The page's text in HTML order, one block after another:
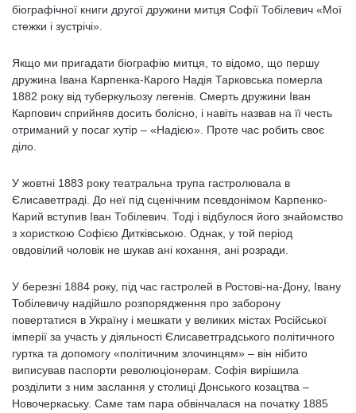
біографічної книги другої дружини митця Софії Тобілевич «Мої
стежки і зустрічі».
Якщо ми пригадати біографію митця, то відомо, що першу
дружина Івана Карпенка-Карого Надія Тарковська померла
1882 року від туберкульозу легенів. Смерть дружини Іван
Карпович сприйняв досить болісно, і навіть назвав на її честь
отриманий у посаг хутір – «Надією». Проте час робить своє
діло.
У жовтні 1883 року театральна трупа гастролювала в
Єлисаветграді. До неї під сценічним псевдонімом Карпенко-
Карий вступив Іван Тобілевич. Тоді і відбулося його знайомство
з хористкою Софією Дитківською. Однак, у той період
овдовілий чоловік не шукав ані кохання, ані розради.
У березні 1884 року, під час гастролей в Ростові-на-Дону, Івану
Тобілевичу надійшло розпорядження про заборону
повертатися в Україну і мешкати у великих містах Російської
імперії за участь у діяльності Єлисаветградського політичного
гуртка та допомогу «політичним злочинцям» – він нібито
виписував паспорти революціонерам. Софія вирішила
розділити з ним заслання у столиці Донського козацтва –
Новочеркаську. Саме там пара обвінчалася на початку 1885